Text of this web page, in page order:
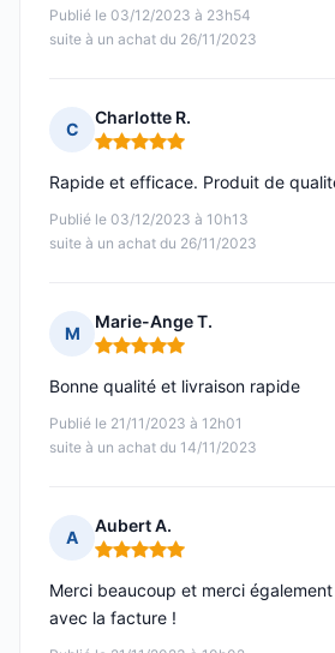
Publié le 03/12/2023 à 23h54
suite à un achat du 26/11/2023
C
Charlotte R.
Note : 5 sur 5
Publié le 03/12/2023 à 10h13
suite à un achat du 26/11/2023
Rapide et efficace. Produit de
M
Marie-Ange T.
Note : 5 sur 5
Publié le 21/11/2023 à 12h01
suite à un achat du 14/11/2023
Bonne qualité et livraison rapide
A
Aubert A.
Note : 5 sur 5
Merci beaucoup et merci
avec la facture !